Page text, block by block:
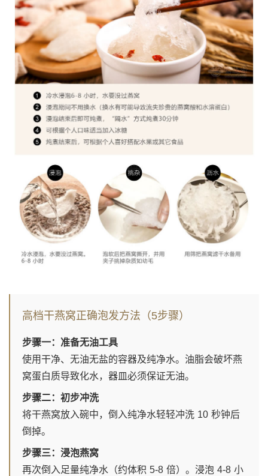
高档干燕窝正确泡发方法（5步骤）
步骤一：准备无油工具
使用干净、无油无盐的容器及纯净水。油脂会破坏燕
窝蛋白质导致化水，器皿必须保证无油。
步骤二：初步冲洗
将干燕窝放入碗中，倒入纯净水轻轻冲洗 10 秒钟后
倒掉。
步骤三：浸泡燕窝
再次倒入足量纯净水（约体积 5-8 倍）。浸泡 4-8 小